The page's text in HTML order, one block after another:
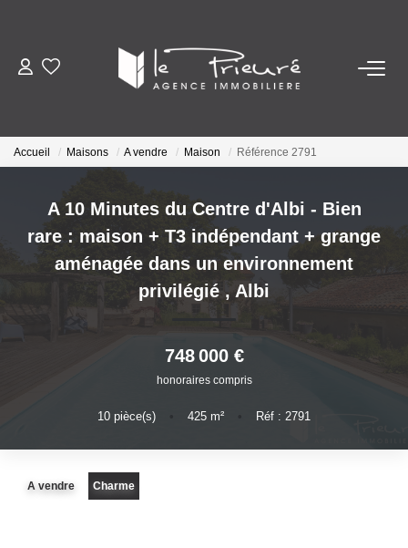
VENTES
ESTIMATION
ACTUALITÉS
NOTRE AGENCE
Nos Services
Nos Secteurs
NOS OUTILS
Accueil Maisons A vendre Maison Référence 2791
A 10 Minutes du Centre d'Albi - Bien
rare : maison + T3 indépendant + grange
aménagée dans un environnement
privilégié , Albi
748 000 €
honoraires compris
10 pièce(s) 425 m² Réf : 2791
A vendre Charme